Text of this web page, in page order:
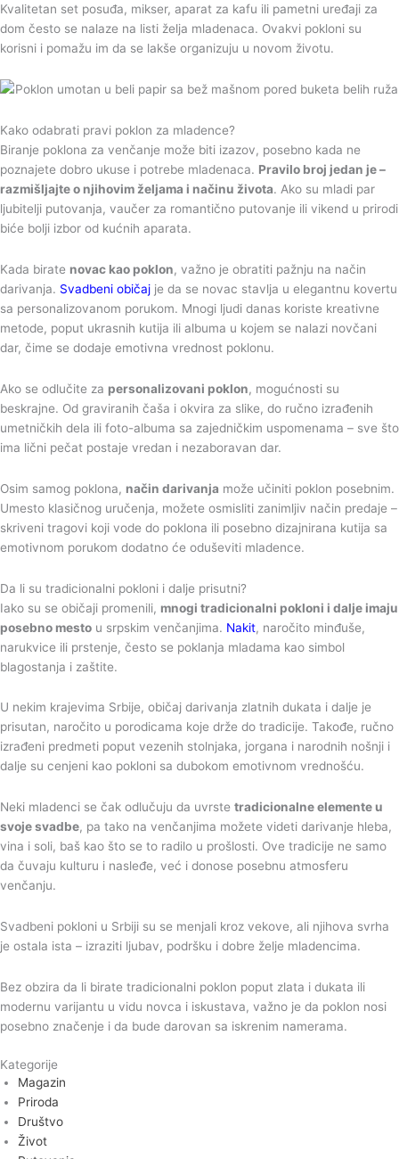
Kvalitetan set posuđa, mikser, aparat za kafu ili pametni uređaji za
dom često se nalaze na listi želja mladenaca. Ovakvi pokloni su
korisni i pomažu im da se lakše organizuju u novom životu.
Kako odabrati pravi poklon za mladence?
Biranje poklona za venčanje može biti izazov, posebno kada ne
poznajete dobro ukuse i potrebe mladenaca. Pravilo broj jedan je –
razmišljajte o njihovim željama i načinu života. Ako su mladi par
ljubitelji putovanja, vaučer za romantično putovanje ili vikend u prirodi
biće bolji izbor od kućnih aparata.
Kada birate novac kao poklon, važno je obratiti pažnju na način
darivanja. Svadbeni običaj je da se novac stavlja u elegantnu kovertu
sa personalizovanom porukom. Mnogi ljudi danas koriste kreativne
metode, poput ukrasnih kutija ili albuma u kojem se nalazi novčani
dar, čime se dodaje emotivna vrednost poklonu.
Ako se odlučite za personalizovani poklon, mogućnosti su
beskrajne. Od graviranih čaša i okvira za slike, do ručno izrađenih
umetničkih dela ili foto-albuma sa zajedničkim uspomenama – sve što
ima lični pečat postaje vredan i nezaboravan dar.
Osim samog poklona, način darivanja može učiniti poklon posebnim.
Umesto klasičnog uručenja, možete osmisliti zanimljiv način predaje –
skriveni tragovi koji vode do poklona ili posebno dizajnirana kutija sa
emotivnom porukom dodatno će oduševiti mladence.
Da li su tradicionalni pokloni i dalje prisutni?
Iako su se običaji promenili, mnogi tradicionalni pokloni i dalje imaju
posebno mesto u srpskim venčanjima. Nakit, naročito minđuše,
narukvice ili prstenje, često se poklanja mladama kao simbol
blagostanja i zaštite.
U nekim krajevima Srbije, običaj darivanja zlatnih dukata i dalje je
prisutan, naročito u porodicama koje drže do tradicije. Takođe, ručno
izrađeni predmeti poput vezenih stolnjaka, jorgana i narodnih nošnji i
dalje su cenjeni kao pokloni sa dubokom emotivnom vrednošću.
Neki mladenci se čak odlučuju da uvrste tradicionalne elemente u
svoje svadbe, pa tako na venčanjima možete videti darivanje hleba,
vina i soli, baš kao što se to radilo u prošlosti. Ove tradicije ne samo
da čuvaju kulturu i nasleđe, već i donose posebnu atmosferu
venčanju.
Svadbeni pokloni u Srbiji su se menjali kroz vekove, ali njihova svrha
je ostala ista – izraziti ljubav, podršku i dobre želje mladencima.
Bez obzira da li birate tradicionalni poklon poput zlata i dukata ili
modernu varijantu u vidu novca i iskustava, važno je da poklon nosi
posebno značenje i da bude darovan sa iskrenim namerama.
Kategorije
Magazin
Priroda
Društvo
Život